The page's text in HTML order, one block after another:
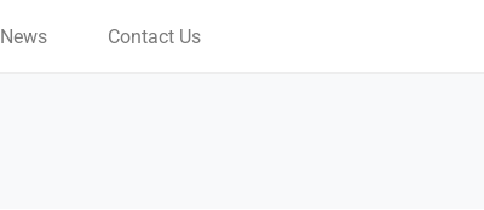
News Contact Us